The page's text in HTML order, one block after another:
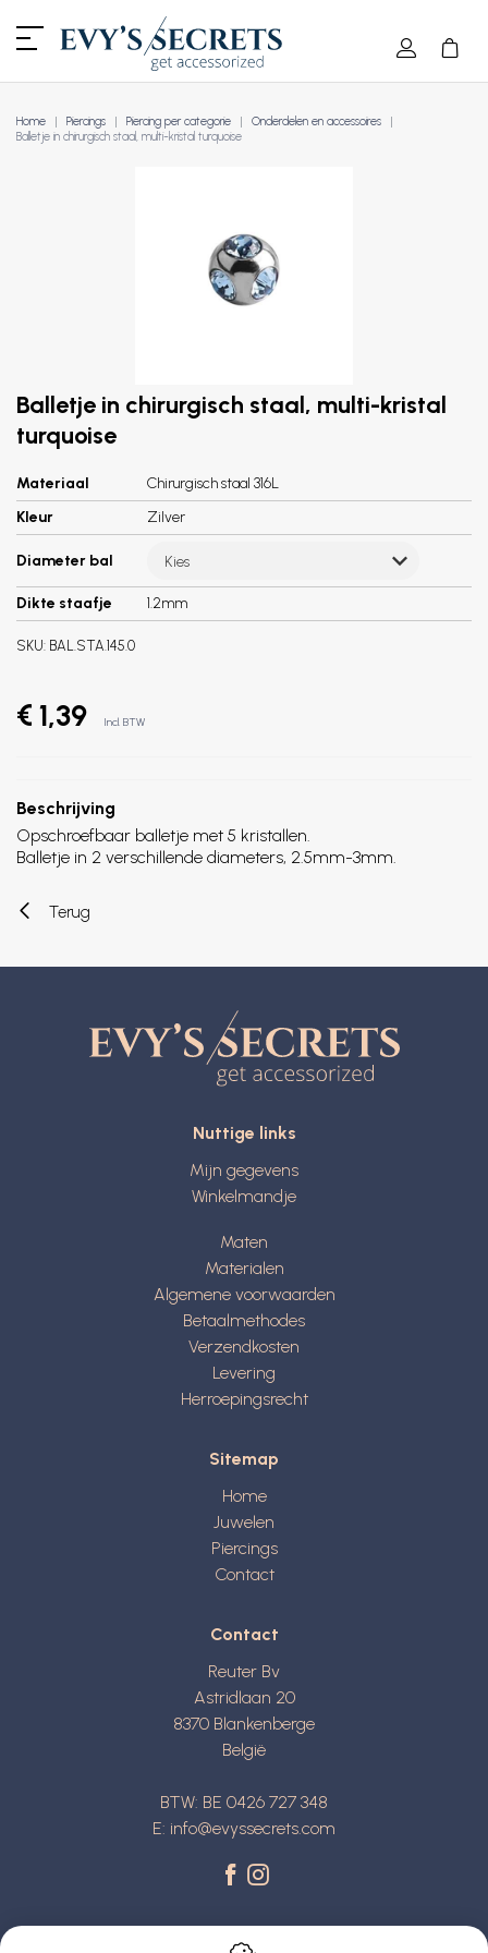
Home Piercings Piercing per categorie
Onderdelen en accessoires
Balletje in chirurgisch staal, multi-kristal turquoise
Balletje in chirurgisch staal, multi-kristal
turquoise
Materiaal
Chirurgisch staal 316L
Kleur
Zilver
Diameter bal Kies
Dikte staafje 1.2mm
SKU: BAL.STA.145.0
€ 1,39 Incl. BTW
Beschrijving
Opschroefbaar balletje met 5 kristallen.
Balletje in 2 verschillende diameters, 2.5mm-3mm.
Terug
Nuttige links
Mijn gegevens
Winkelmandje
Maten
Materialen
Algemene voorwaarden
Betaalmethodes
Verzendkosten
Levering
Herroepingsrecht
Sitemap
Home
Juwelen
Piercings
Contact
Contact
Reuter Bv
Astridlaan 20
8370 Blankenberge
België
BTW: BE 0426 727 348
E: info@evyssecrets.com